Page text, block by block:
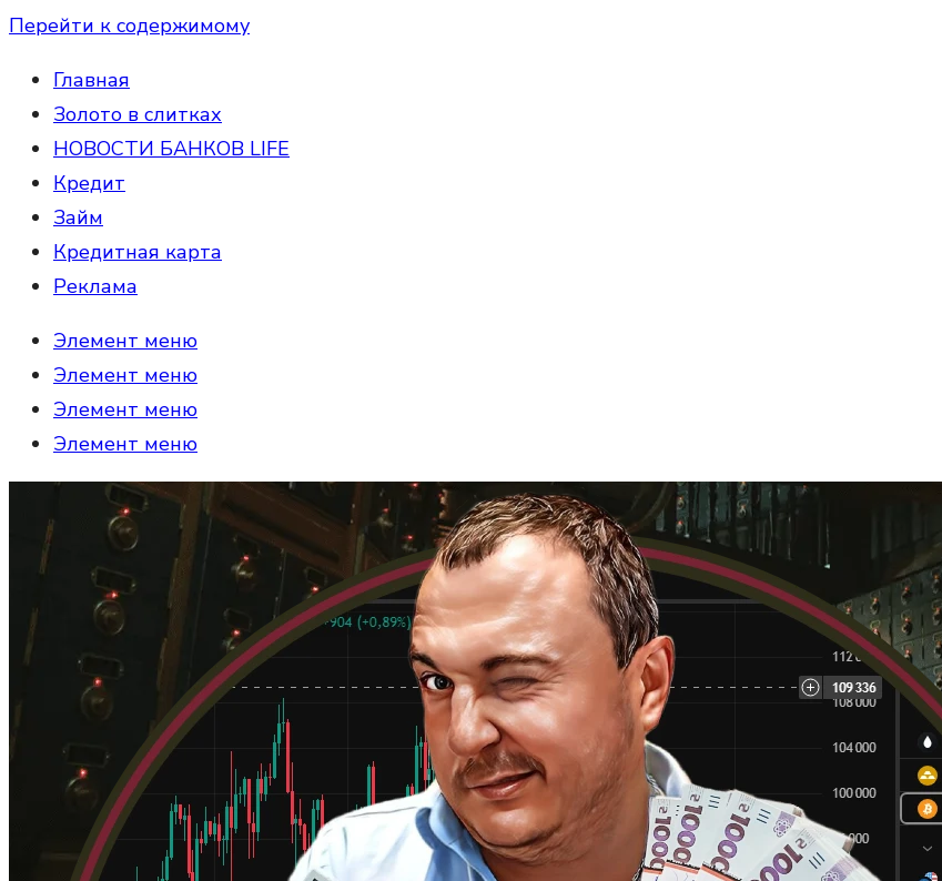
Перейти к содержимому
Главная
Золото в слитках
НОВОСТИ БАНКОВ LIFE
Кредит
Займ
Кредитная карта
Реклама
Элемент меню
Элемент меню
Элемент меню
Элемент меню